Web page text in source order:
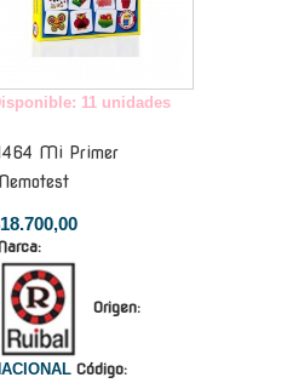
11 unidades
Mi Primer
Origen:
Código: